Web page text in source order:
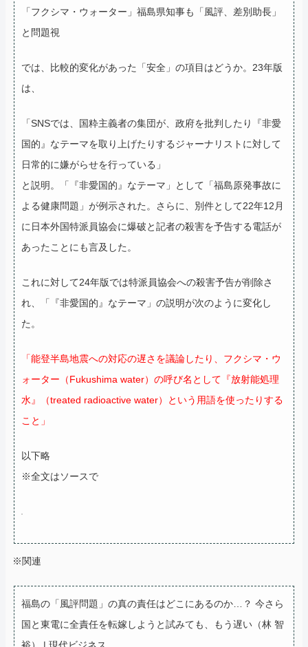
「フクシマ・ウォーター」福島県知事も「風評、差別助長」
と問題視
では、比較的変化があった「安全」の項目はどうか。23年版
は、
「SNSでは、国粋主義者の集団が、政府を批判したり『非愛
国的』なテーマを取り上げたりするジャーナリストに対して
日常的に嫌がらせを行っている」
と説明。「『非愛国的』なテーマ」として「福島原発事故に
よる健康問題」が例示された。さらに、別件として22年12月
に日本外国特派員協会に爆破と記者の殺害を予告する電話が
あったことにも言及した。
これに対して24年版では特派員協会への殺害予告が削除さ
れ、「『非愛国的』なテーマ」の説明が次のように変化し
た。
「能登半島地震への対応の遅さを議論したり、フクシマ・ウ
ォーター（Fukushima water）の呼び名として『放射能処理
水』（treated radioactive water）という用語を使ったりする
こと」
以下略
※全文はソースで
※関連
福島の「風評問題」の真の責任はどこにあるのか…？ 今さら
国と東電に全責任を転嫁しようと試みても、もう遅い（林 智
裕） | 現代ビジネス